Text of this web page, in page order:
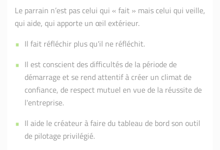
Le parrain n’est pas celui qui « fait » mais celui qui veille,
qui aide, qui apporte un œil extérieur.
Il fait réfléchir plus qu'il ne réfléchit.
Il est conscient des difficultés de la période de
démarrage et se rend attentif à créer un climat de
confiance, de respect mutuel en vue de la réussite de
l'entreprise.
Il aide le créateur à faire du tableau de bord son outil
de pilotage privilégié.